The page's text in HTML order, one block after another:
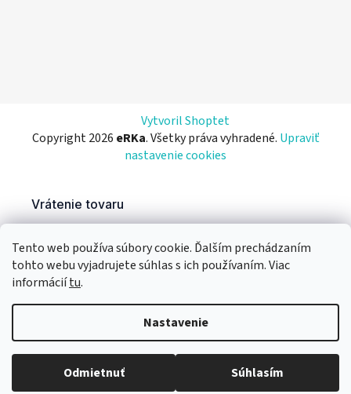
Tento web používa súbory cookie. Ďalším prechádzaním
tohto webu vyjadrujete súhlas s ich používaním. Viac
informáciítu.
Nastavenie
Odmietnuť Súhlasím
Vytvoril Shoptet
Copyright 2026 eRKa. Všetky práva vyhradené. Upraviť
nastavenie cookies